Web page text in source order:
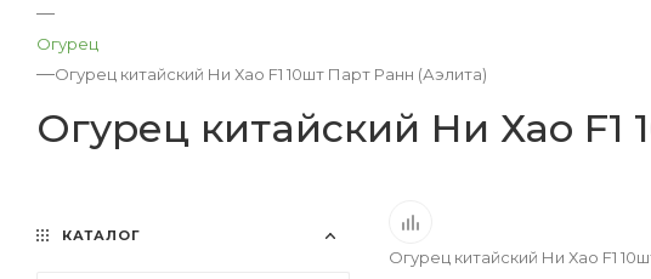
—
Огурец
—Огурец китайский Ни Хао F1 10шт Парт Ранн (Аэлита)
Огурец китайский Ни Хао F1
Огурец китайский Ни Хао F1
КАТАЛОГ